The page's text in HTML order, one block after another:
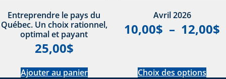
Entreprendre le pays du
Québec. Un choix rationnel,
optimal et payant
25,00$
Ajouter au panier
Avril 2026
10,00$ – 12,00$
Choix des options